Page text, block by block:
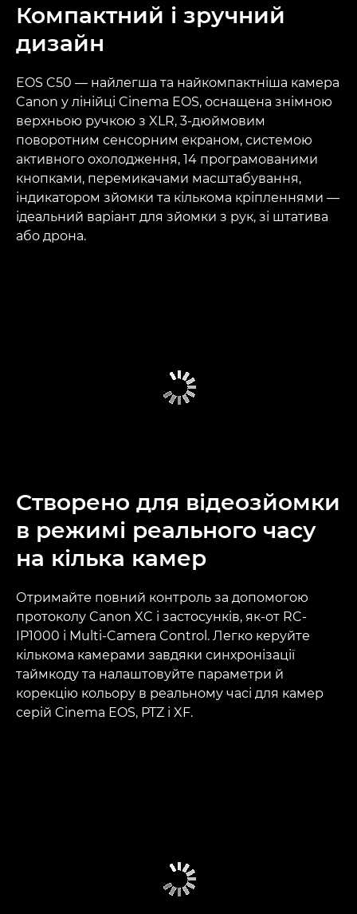
Компактний і зручний
дизайн
EOS C50 — найлегша та найкомпактніша камера
Canon у лінійці Cinema EOS, оснащена знімною
верхньою ручкою з XLR, 3-дюймовим
поворотним сенсорним екраном, системою
активного охолодження, 14 програмованими
кнопками, перемикачами масштабування,
індикатором зйомки та кількома кріпленнями —
ідеальний варіант для зйомки з рук, зі штатива
або дрона.
Створено для відеозйомки
в режимі реального часу
на кілька камер
Отримайте повний контроль за допомогою
протоколу Canon XC і застосунків, як-от RC-
IP1000 і Multi-Camera Control. Легко керуйте
кількома камерами завдяки синхронізації
таймкоду та налаштовуйте параметри й
корекцію кольору в реальному часі для камер
серій Cinema EOS, PTZ і XF.